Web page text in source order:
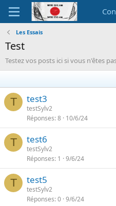
Les Essais
Test
Testez vos posts ici si vous n'êtes
T test3
testSylv2
Réponses 8 10/6/24
T test6
testSylv2
Réponses 1 9/6/24
T test5
testSylv2
Réponses 0 9/6/24